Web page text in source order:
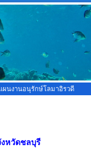
ผนงานอนุรักษ์โลมาอิรวดี
หวัดชลบุรี